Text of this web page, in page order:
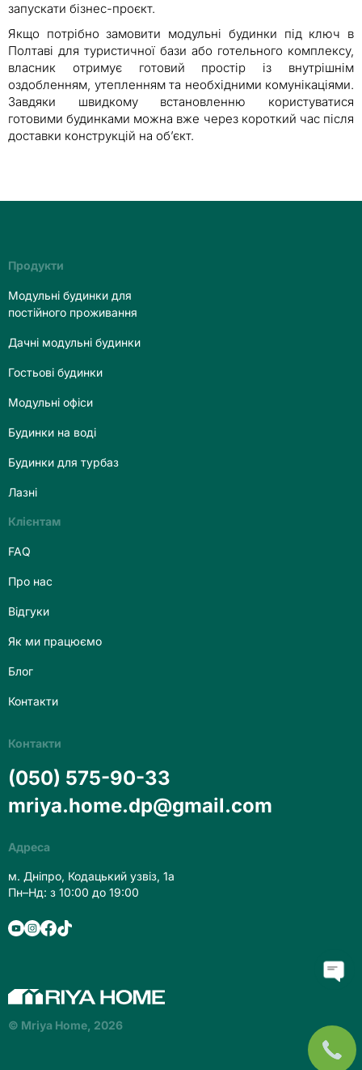
запускати бізнес-проєкт.
Якщо потрібно замовити модульні будинки під ключ в
Полтаві для туристичної бази або готельного комплексу,
власник отримує готовий простір із внутрішнім
оздобленням, утепленням та необхідними комунікаціями.
Завдяки швидкому встановленню користуватися
готовими будинками можна вже через короткий час після
доставки конструкцій на об’єкт.
Контакти
(050) 575-90-33
mriya.home.dp@gmail.com
Адреса
м. Дніпро, Кодацький узвіз, 1а
Пн–Нд: з 10:00 до 19:00
Продукти
Модульні будинки для
постійного проживання
Дачні модульні будинки
Гостьові будинки
Модульні офіси
Будинки на воді
Будинки для турбаз
Лазні
Клієнтам
FAQ
Про нас
Відгуки
Як ми працюємо
Блог
Контакти
© Mriya Home, 2026